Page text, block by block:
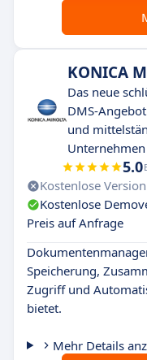
KONICA
Das neue
DMS-
und
Unternehmen
5.0
Kostenlose Version
Kostenlose
Preis auf Anfrage
Speicherung,
Zugriff und
bietet.
Mehr Details